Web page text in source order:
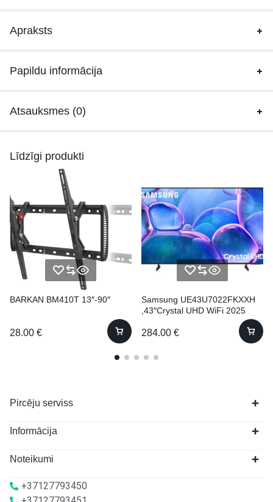
Apraksts
Papildu informācija
Atsauksmes (0)
Līdzīgi produkti
BARKAN BM410T 13″-90″
28.00 €
Samsung UE43U7022FKXXH
,43″Crystal UHD WiFi 2025
284.00 €
Pircēju serviss
Informācija
Noteikumi
+37127793450